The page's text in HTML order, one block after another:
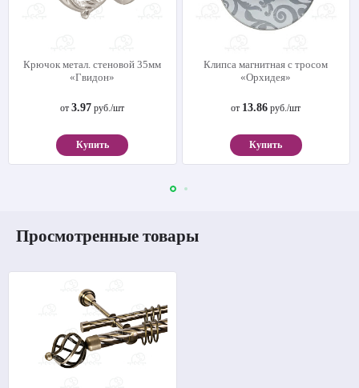
Крючок метал. стеновой 35мм
«Гвидон»
от3.97 руб./шт
Купить
Клипса магнитная с тросом
«Орхидея»
от 13.86 руб./шт
Купить
Просмотренные товары